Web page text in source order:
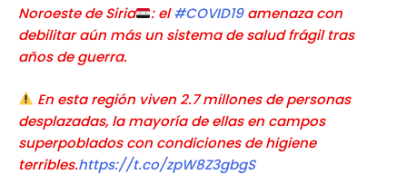
Noroeste de Siria : el#COVID19amenaza con
debilitar aún más un sistema de salud frágil tras
años de guerra.
En esta región viven 2.7 millones de personas
desplazadas, la mayoría de ellas en campos
superpoblados con condiciones de higiene
terribles.https://t.co/zpW8Z3gbgS